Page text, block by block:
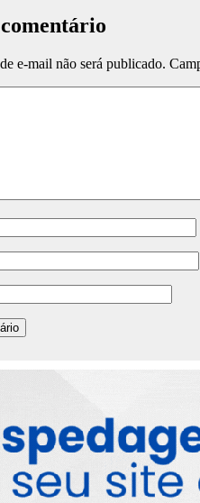
e-mail não será publicado.